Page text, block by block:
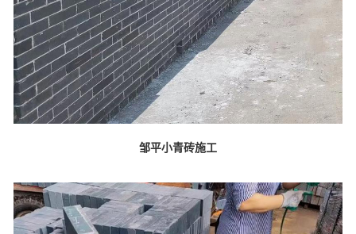
邹平小青砖施工